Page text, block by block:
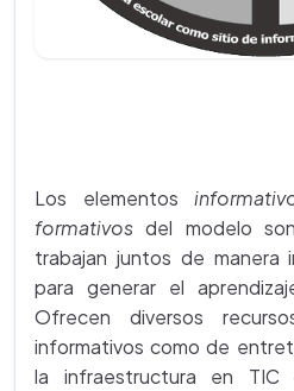
Los elementos
formativosdel modelo
trabajan juntos de manera
para generar el
Ofrecen diversos
informativos como de
la infraestructura en TIC